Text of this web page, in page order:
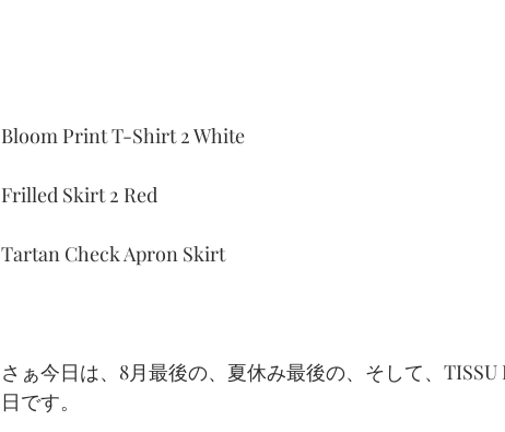
Bloom Print T-Shirt 2 White
Frilled Skirt 2 Red
Tartan Check Apron Skirt
さぁ今日は、8月最後の、夏休み最後の、そして、TISSU
日です。